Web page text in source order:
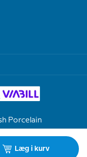
Læg i kurv
Porcelain